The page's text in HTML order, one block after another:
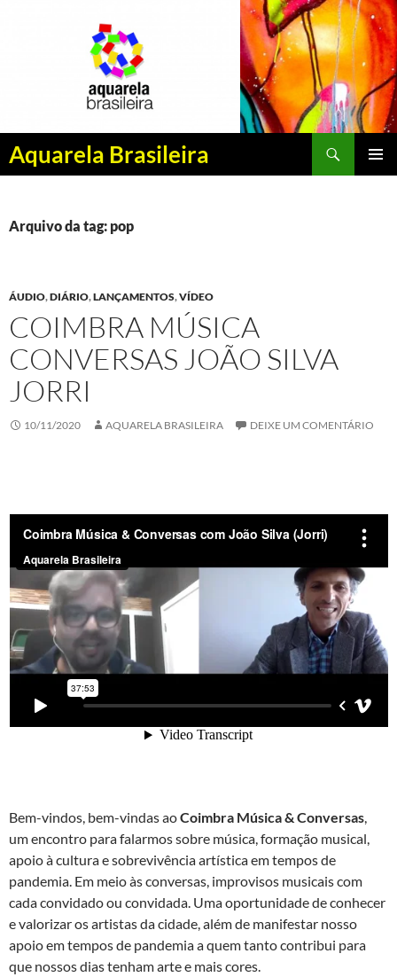
Aquarela Brasileira
Pesquisar
PULAR
CONTEÚDO
Arquivo da tag: pop
ÁUDIO,DIÁRIO,LANÇAMENTOS,VÍDEO
COIMBRA MÚSICA
CONVERSAS JOÃO SILVA
JORRI
10/11/2020 AQUARELA BRASILEIRA DEIXE UM COMENTÁRIO
Bem-vindos, bem-vindas aoCoimbra Música & Conversas,
um encontro para falarmos sobre música, formação musical,
apoio à cultura e sobrevivência artística em tempos de
pandemia. Em meio às conversas, improvisos musicais com
cada convidado ou convidada. Uma oportunidade de conhecer
e valorizar os artistas da cidade, além de manifestar nosso
apoio em tempos de pandemia a quem tanto contribui para
que nossos dias tenham arte e mais cores.